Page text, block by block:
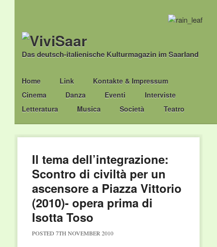
Das deutsch-italienische Kulturmagazin im Saarland
Main menu
Skip
to
content
Home Link
Kontakte & Impressum
Cinema
Danza Eventi
Interviste
Letteratura
Musica Società Teatro
Il tema dell’integrazione:
Scontro di civiltà per un
ascensore a Piazza Vittorio
(2010)- opera prima di
Isotta Toso
POSTED 7TH NOVEMBER 2010